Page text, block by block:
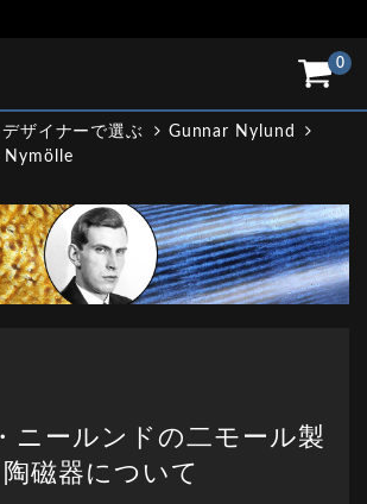
0
デザイナーで選ぶ
Gunnar Nylund
Nymölle
ニールンドの二モール製
陶磁器について